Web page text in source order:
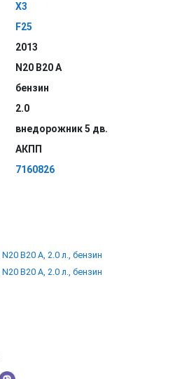
X3
F25
2013
N20 B20 A
бензин
2.0
внедорожник 5 дв.
АКПП
7160826
N20 B20 A, 2.0 л., бензин
N20 B20 A, 2.0 л., бензин